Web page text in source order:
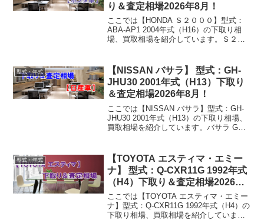
り＆査定相場2026年8月！
ここでは【HONDA Ｓ２０００】型式：
ABA-AP1 2004年式（H16）の下取り相
場、買取相場を紹介しています。Ｓ２０
円～48万円買取り相場：マイ...
型式・年式
【NISSAN バサラ】 型式：GH-
JHU30 2001年式（H13）下取り
＆査定相場2026年8月！
ここでは【NISSAN バサラ】型式：GH-
JHU30 2001年式（H13）の下取り相場、
買取相場を紹介しています。バサラ GH-
円買取り相場：マイナス...
型式・年式
【TOYOTA エスティマ・エミー
ナ】 型式：Q-CXR11G 1992年式
（H4）下取り＆査定相場2026年8
月！
ここでは【TOYOTA エスティマ・エミー
ナ】型式：Q-CXR11G 1992年式（H4）の
下取り相場、買取相場を紹介していま